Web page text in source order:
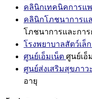
คลินิกเทคนิคการแ
คลินิกโภชนาการแ
โภชนาการและกา
โรงพยาบาลสัตว์เล็
ศูนย์เอ็มเน็ต ศูนย์เอ็
ศูนย์ส่งเสริมสุขภาว
อายุ